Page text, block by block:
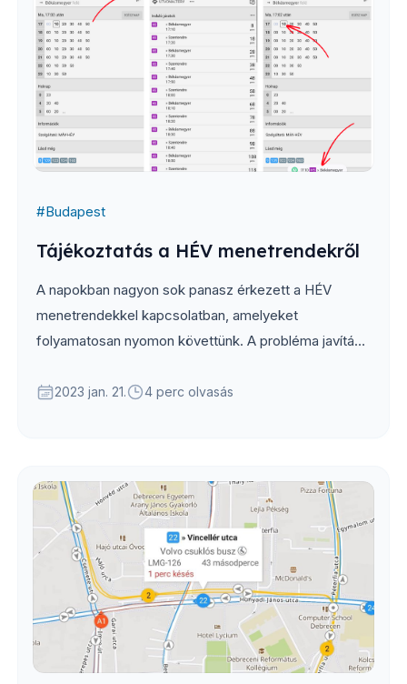
#Budapest
Tájékoztatás a HÉV menetrendekről
A napokban nagyon sok panasz érkezett a HÉV
menetrendekkel kapcsolatban, amelyeket
folyamatosan nyomon követtünk. A probléma javítása
kerültek...
2023 jan. 21. 4 perc olvasás